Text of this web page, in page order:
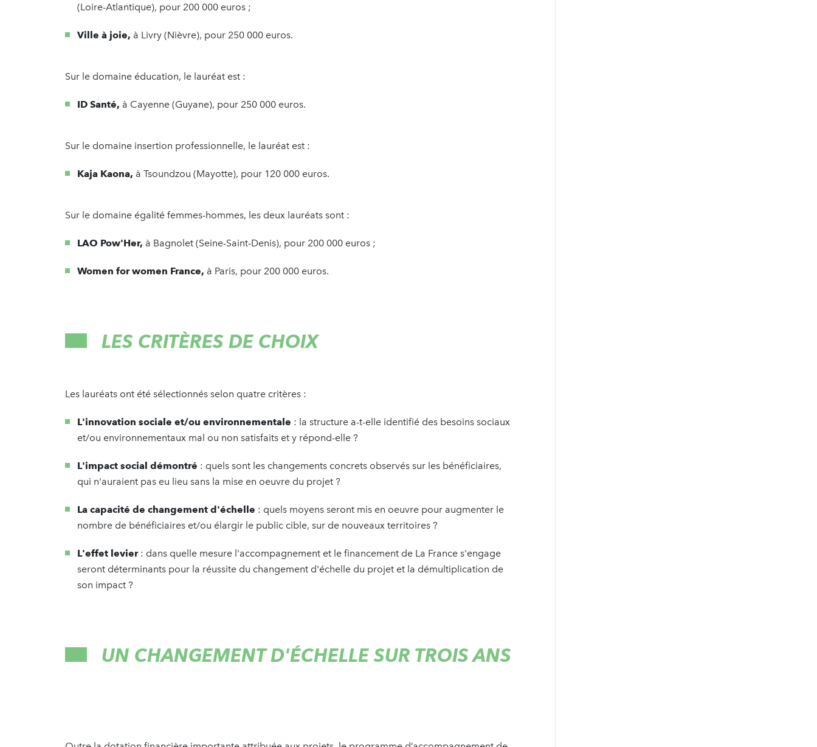
(Loire-Atlantique), pour 200 000 euros ;
Ville à joie, à Livry (Nièvre), pour 250 000 euros.
Sur le domaine éducation, le lauréat est :
ID Santé, à Cayenne (Guyane), pour 250 000 euros.
Sur le domaine insertion professionnelle, le lauréat est :
Kaja Kaona, à Tsoundzou (Mayotte), pour 120 000 euros.
Sur le domaine égalité femmes-hommes, les deux lauréats sont :
LAO Pow'Her, à Bagnolet (Seine-Saint-Denis), pour 200 000 euros ;
Women for women France, à Paris, pour 200 000 euros.
LES CRITÈRES DE CHOIX
Les lauréats ont été sélectionnés selon quatre critères :
L'innovation sociale et/ou environnementale : la structure a-t-elle identifié des besoins sociaux
et/ou environnementaux mal ou non satisfaits et y répond-elle ?
L'impact social démontré : quels sont les changements concrets observés sur les bénéficiaires,
qui n'auraient pas eu lieu sans la mise en oeuvre du projet ?
La capacité de changement d'échelle : quels moyens seront mis en oeuvre pour augmenter le
nombre de bénéficiaires et/ou élargir le public cible, sur de nouveaux territoires ?
L'effet levier: dans quelle mesure l'accompagnement et le financement de La France s'engage
seront déterminants pour la réussite du changement d'échelle du projet et la démultiplication de
son impact ?
UN CHANGEMENT D'ÉCHELLE SUR TROIS ANS